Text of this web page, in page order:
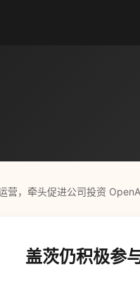
营，牵头促进公司投资
盖茨仍积极参